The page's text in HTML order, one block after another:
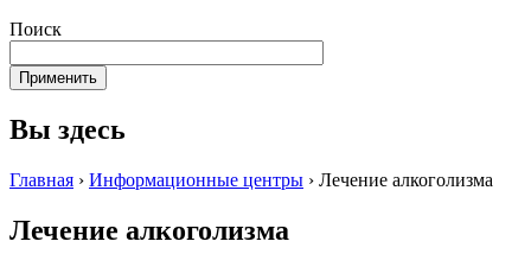
Поиск
Вы здесь
Главная › Информационные центры › Лечение алкоголизма
Лечение алкоголизма